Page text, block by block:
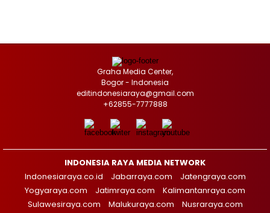
Graha Media Center,
Bogor - Indonesia
editindonesiaraya@gmail.com
+62855-7777888
INDONESIA RAYA MEDIA NETWORK
Indonesiaraya.co.id
Jabarraya.com
Jatengraya.com
Yogyaraya.com
Jatimraya.com
Kalimantanraya.com
Sulawesiraya.com
Malukuraya.com Nusraraya.com